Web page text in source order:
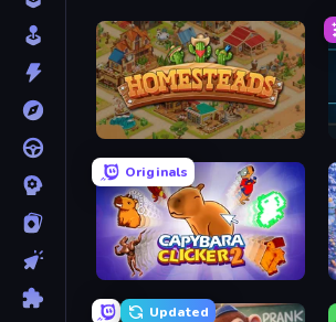
Homesteads: Dream Farm
Originals
Capybara Clicker 2
Updated